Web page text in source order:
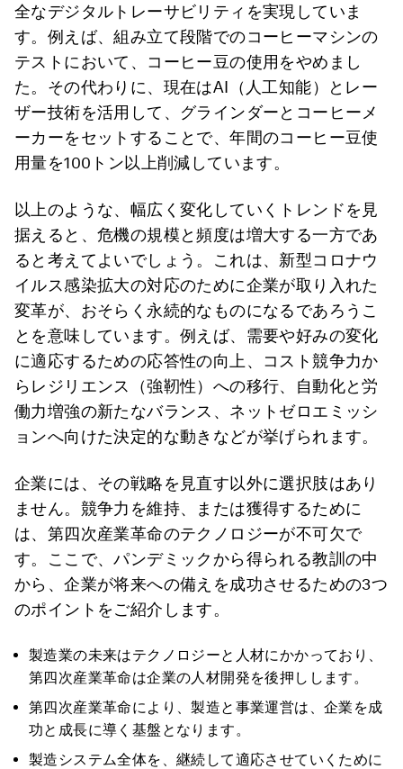
全なデジタルトレーサビリティを実現していま
す。例えば、組み立て段階でのコーヒーマシンの
テストにおいて、コーヒー豆の使用をやめまし
た。その代わりに、現在はAI（人工知能）とレー
ザー技術を活用して、グラインダーとコーヒーメ
ーカーをセットすることで、年間のコーヒー豆使
用量を100トン以上削減しています。
以上のような、幅広く変化していくトレンドを見
据えると、危機の規模と頻度は増大する一方であ
ると考えてよいでしょう。これは、新型コロナウ
イルス感染拡大の対応のために企業が取り入れた
変革が、おそらく永続的なものになるであろうこ
とを意味しています。例えば、需要や好みの変化
に適応するための応答性の向上、コスト競争力か
らレジリエンス（強靭性）への移行、自動化と労
働力増強の新たなバランス、ネットゼロエミッシ
ョンへ向けた決定的な動きなどが挙げられます。
企業には、その戦略を見直す以外に選択肢はあり
ません。競争力を維持、または獲得するために
は、第四次産業革命のテクノロジーが不可欠で
す。ここで、パンデミックから得られる教訓の中
から、企業が将来への備えを成功させるための3つ
のポイントをご紹介します。
製造業の未来はテクノロジーと人材にかかっており、
第四次産業革命は企業の人材開発を後押しします。
第四次産業革命により、製造と事業運営は、企業を成
功と成長に導く基盤となります。
製造システム全体を、継続して適応させていくために